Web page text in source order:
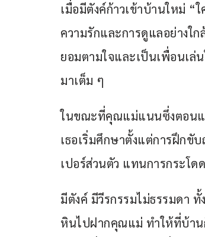
เมื่อมีตังค์ก้าวเข้าบ้านใหม่
ความรักและการดูแลอย่าง
ยอมตามใจและเป็นเพื่อนเล่
มาเต็ม ๆ
ในขณะที่คุณแม่แนนซึ่งตอนแ
เธอเริ่มศึกษาตั้งแต่การฝึก
เปอร์ส่วนตัว แทนการกระโด
มีตังค์ มีวีรกรรมไม่ธรรมดา
หินไปฝากคุณแม่ ทำให้ที่บ้าน